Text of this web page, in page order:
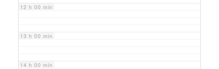
12 h 00 min
13 h 00 min
14 h 00 min